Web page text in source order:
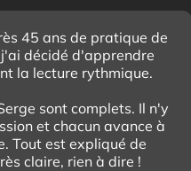
45 ans de pratique de
décidé d'apprendre
la lecture rythmique.
sont complets. Il n'y
et chacun avance à
Tout est expliqué de
claire, rien à dire !